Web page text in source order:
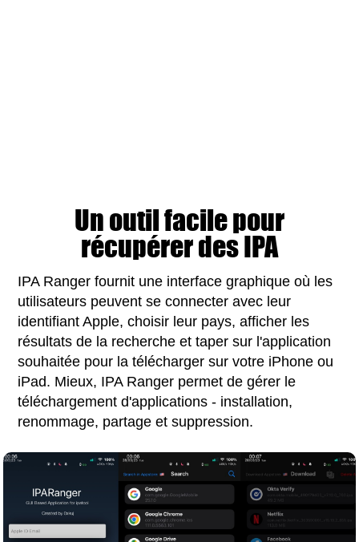
Un outil facile pour
récupérer des IPA
IPA Ranger fournit une interface graphique où les
utilisateurs peuvent se connecter avec leur
identifiant Apple, choisir leur pays, afficher les
résultats de la recherche et taper sur l'application
souhaitée pour la télécharger sur votre iPhone ou
iPad. Mieux, IPA Ranger permet de gérer le
téléchargement d'applications - installation,
renommage, partage et suppression.